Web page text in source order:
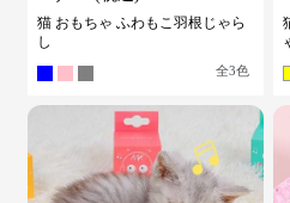
猫 おもちゃ ふわもこ羽根じゃら
し
全3色